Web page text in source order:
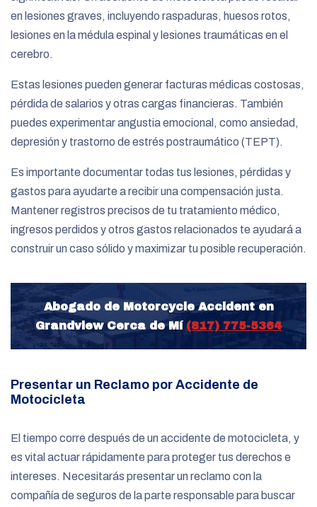
en lesiones graves, incluyendo raspaduras, huesos rotos,
lesiones en la médula espinal y lesiones traumáticas en el
cerebro.
Estas lesiones pueden generar facturas médicas costosas,
pérdida de salarios y otras cargas financieras. También
puedes experimentar angustia emocional, como ansiedad,
depresión y trastorno de estrés postraumático (TEPT).
Es importante documentar todas tus lesiones, pérdidas y
gastos para ayudarte a recibir una compensación justa.
Mantener registros precisos de tu tratamiento médico,
ingresos perdidos y otros gastos relacionados te ayudará a
construir un caso sólido y maximizar tu posible recuperación.
Abogado de Motorcycle Accident en
Grandview Cerca de Mí (817) 775-5364
Presentar un Reclamo por Accidente de
Motocicleta
El tiempo corre después de un accidente de motocicleta, y
es vital actuar rápidamente para proteger tus derechos e
intereses. Necesitarás presentar un reclamo con la
compañía de seguros de la parte responsable para buscar